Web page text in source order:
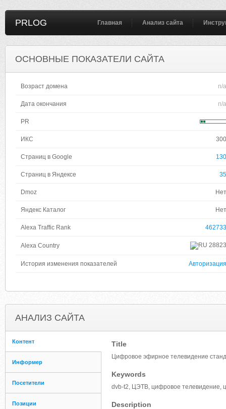
PRLOG Главная Анализ сайта
ОСНОВНЫЕ ПОКАЗАТЕЛИ САЙТА
Возраст домена n/a
Дата окончания n/a
PR
ИКС 300
Страниц в Google 130
Страниц в Яндексе 35
Dmoz Нет
Яндекс Каталог Нет
Alexa Traffic Rank 462733
Alexa Country 28823
История изменения показателей Авторизация
АНАЛИЗ САЙТА
Контент
Информер
Посетители
Позиции
Title
Цифровое эфирное телевидение
Keywords
dvb-t2, ЦЭТВ, цифровое телевидение,
Description